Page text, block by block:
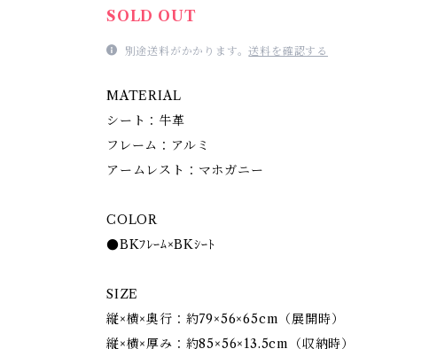
SOLD OUT
別途送料がかかります。送料を確認する
MATERIAL
シート：牛革
フレーム：アルミ
アームレスト：マホガニー
COLOR
●BKﾌﾚｰﾑ×BKｼｰﾄ
SIZE
縦×横×奥行：約79×56×65cm（展開時）
縦×横×厚み：約85×56×13.5cm（収納時）